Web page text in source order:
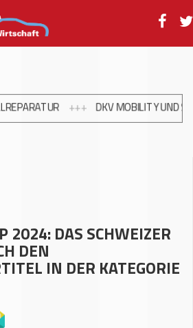
+++ DKV MOBILITY UND SHELL
2024: DAS SCHWEIZER
DEN
IN DER KATEGORIE